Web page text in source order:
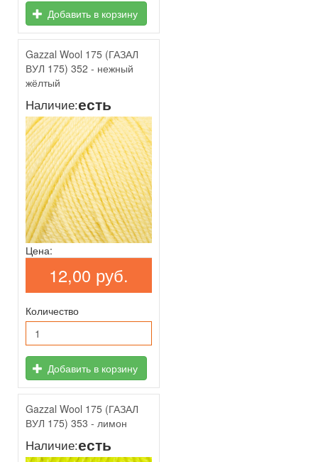
Добавить в корзину
Gazzal Wool 175 (ГАЗАЛ
ВУЛ 175) 352 - нежный
жёлтый
Наличие:есть
Цена:
12,00 руб.
Количество
Добавить в корзину
Gazzal Wool 175 (ГАЗАЛ
ВУЛ 175) 353 - лимон
Наличие:есть